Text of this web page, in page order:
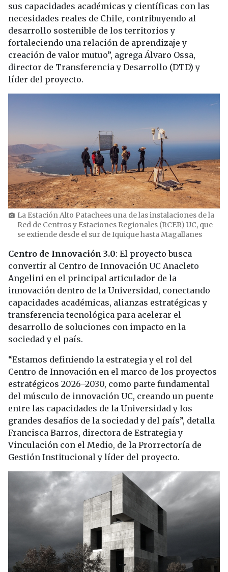
sus capacidades académicas y científicas con las
necesidades reales de Chile, contribuyendo al
desarrollo sostenible de los territorios y
fortaleciendo una relación de aprendizaje y
creación de valor mutuo”, agrega Álvaro Ossa,
director de Transferencia y Desarrollo (DTD) y
líder del proyecto.
photo_camera La Estación Alto Patachees una de las instalaciones de la
Red de Centros y Estaciones Regionales (RCER) UC, que
se extiende desde el sur de Iquique hasta Magallanes
Centro de Innovación 3.0: El proyecto busca
convertir al Centro de Innovación UC Anacleto
Angelini en el principal articulador de la
innovación dentro de la Universidad, conectando
capacidades académicas, alianzas estratégicas y
transferencia tecnológica para acelerar el
desarrollo de soluciones con impacto en la
sociedad y el país.
“Estamos definiendo la estrategia y el rol del
Centro de Innovación en el marco de los proyectos
estratégicos 2026–2030, como parte fundamental
del músculo de innovación UC, creando un puente
entre las capacidades de la Universidad y los
grandes desafíos de la sociedad y del país”, detalla
Francisca Barros, directora de Estrategia y
Vinculación con el Medio, de la Prorrectoría de
Gestión Institucional y líder del proyecto.